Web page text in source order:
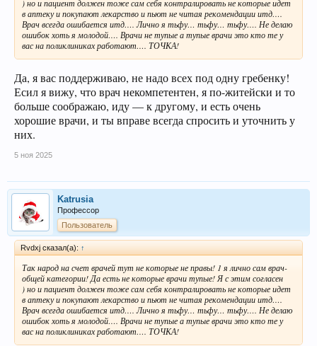
) но и пациент должен тоже сам себя контралировать не которые идет
в аптеку и покупают лекарство и пьют не читая рекомендации итд….
Врач всегда ошибается итд…. Лично я тьфу… тьфу… тьфу…. Не делаю
ошибок хоть я молодой…. Врачи не тупые а тупые врачи это кто те у
вас на поликлиниках работают…. ТОЧКА!
Да, я вас поддерживаю, не надо всех под одну гребенку!
Есил я вижу, что врач некомпетентен, я по-житейски и то
больше соображаю, иду — к другому, и есть очень
хорошие врачи, и ты вправе всегда спросить и уточнить у
них.
5 ноя 2025
Katrusia
Профессор
Пользователь
Rvdxj сказал(а): ↑
Так народ на счет врачей тут не которые не правы! 1 я лично сам врач-
общей категории! Да есть не которые врачи тупые! Я с этим согласен
) но и пациент должен тоже сам себя контралировать не которые идет
в аптеку и покупают лекарство и пьют не читая рекомендации итд….
Врач всегда ошибается итд…. Лично я тьфу… тьфу… тьфу…. Не делаю
ошибок хоть я молодой…. Врачи не тупые а тупые врачи это кто те у
вас на поликлиниках работают…. ТОЧКА!